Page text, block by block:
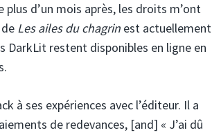
d’un mois après, les droits m’ont
Les ailes du chagrin est actuellement
DarkLit restent disponibles en ligne en
à ses expériences avec l’éditeur. Il a
de redevances, [and] « J’ai dû